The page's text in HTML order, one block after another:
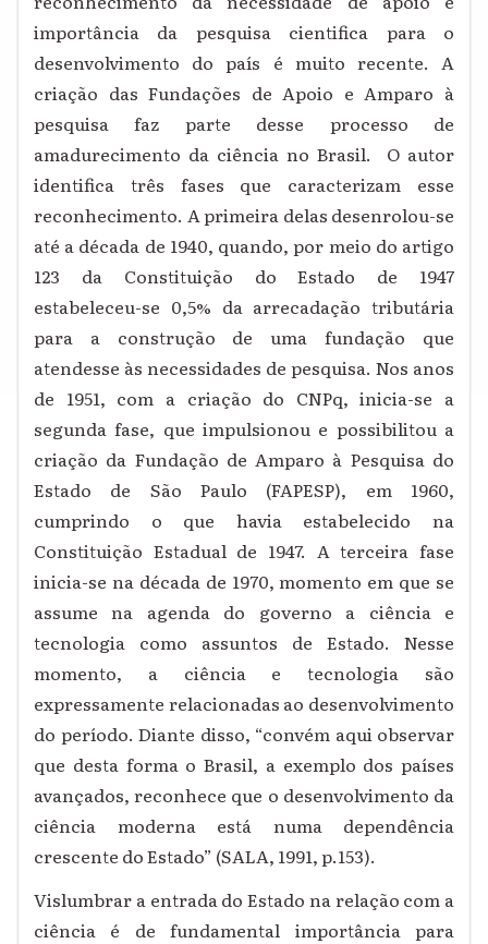
importância da pesquisa cientifica para o
desenvolvimento do país é muito recente. A
criação das Fundações de Apoio e Amparo à
pesquisa faz parte desse processo de
amadurecimento da ciência no Brasil. O autor
identifica três fases que caracterizam esse
reconhecimento. A primeira delas desenrolou-se
até a década de 1940, quando, por meio do artigo
123 da Constituição do Estado de 1947
estabeleceu-se 0,5% da arrecadação tributária
para a construção de uma fundação que
atendesse às necessidades de pesquisa. Nos anos
de 1951, com a criação do CNPq, inicia-se a
segunda fase, que impulsionou e possibilitou a
criação da Fundação de Amparo à Pesquisa do
Estado de São Paulo (FAPESP), em 1960,
cumprindo o que havia estabelecido na
Constituição Estadual de 1947. A terceira fase
inicia-se na década de 1970, momento em que se
assume na agenda do governo a ciência e
tecnologia como assuntos de Estado. Nesse
momento, a ciência e tecnologia são
expressamente relacionadas ao desenvolvimento
do período. Diante disso, “convém aqui observar
que desta forma o Brasil, a exemplo dos países
avançados, reconhece que o desenvolvimento da
ciência moderna está numa dependência
crescente do Estado” (SALA, 1991, p.153).
Vislumbrar a entrada do Estado na relação com a
ciência é de fundamental importância para